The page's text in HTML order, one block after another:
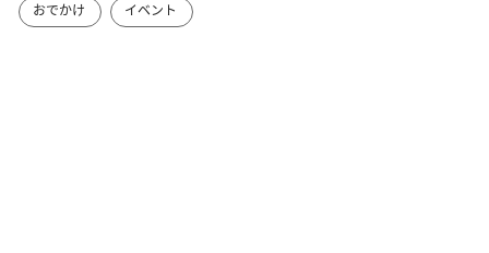
おでかけ
イベント